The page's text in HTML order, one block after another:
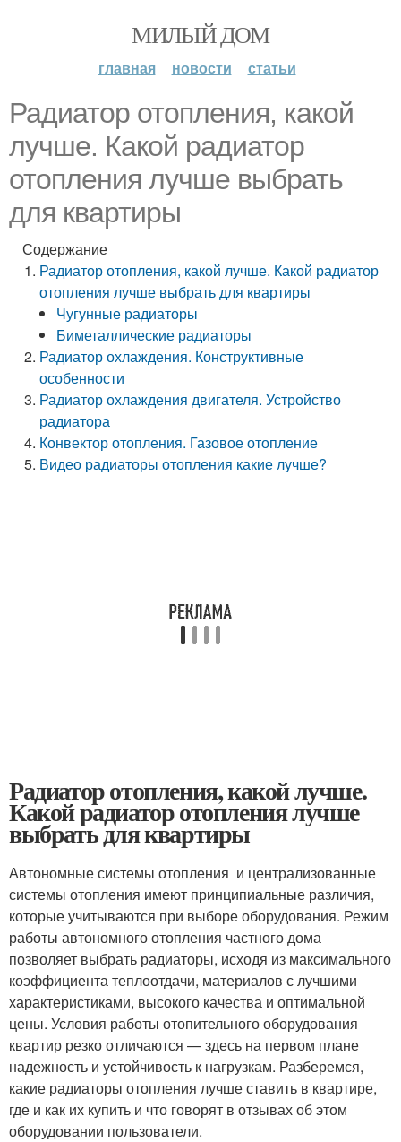
МИЛЫЙ ДОМ
главная новости статьи
Радиатор отопления, какой
лучше. Какой радиатор
отопления лучше выбрать
для квартиры
Содержание
Радиатор отопления, какой лучше. Какой радиатор
отопления лучше выбрать для квартиры
Чугунные радиаторы
Биметаллические радиаторы
Радиатор охлаждения. Конструктивные
особенности
Радиатор охлаждения двигателя. Устройство
радиатора
Конвектор отопления. Газовое отопление
Видео радиаторы отопления какие лучше?
Радиатор отопления, какой лучше.
Какой радиатор отопления лучше
выбрать для квартиры
Автономные системы отопления и централизованные
системы отопления имеют принципиальные различия,
которые учитываются при выборе оборудования. Режим
работы автономного отопления частного дома
позволяет выбрать радиаторы, исходя из максимального
коэффициента теплоотдачи, материалов с лучшими
характеристиками, высокого качества и оптимальной
цены. Условия работы отопительного оборудования
квартир резко отличаются — здесь на первом плане
надежность и устойчивость к нагрузкам. Разберемся,
какие радиаторы отопления лучше ставить в квартире,
где и как их купить и что говорят в отзывах об этом
оборудовании пользователи.